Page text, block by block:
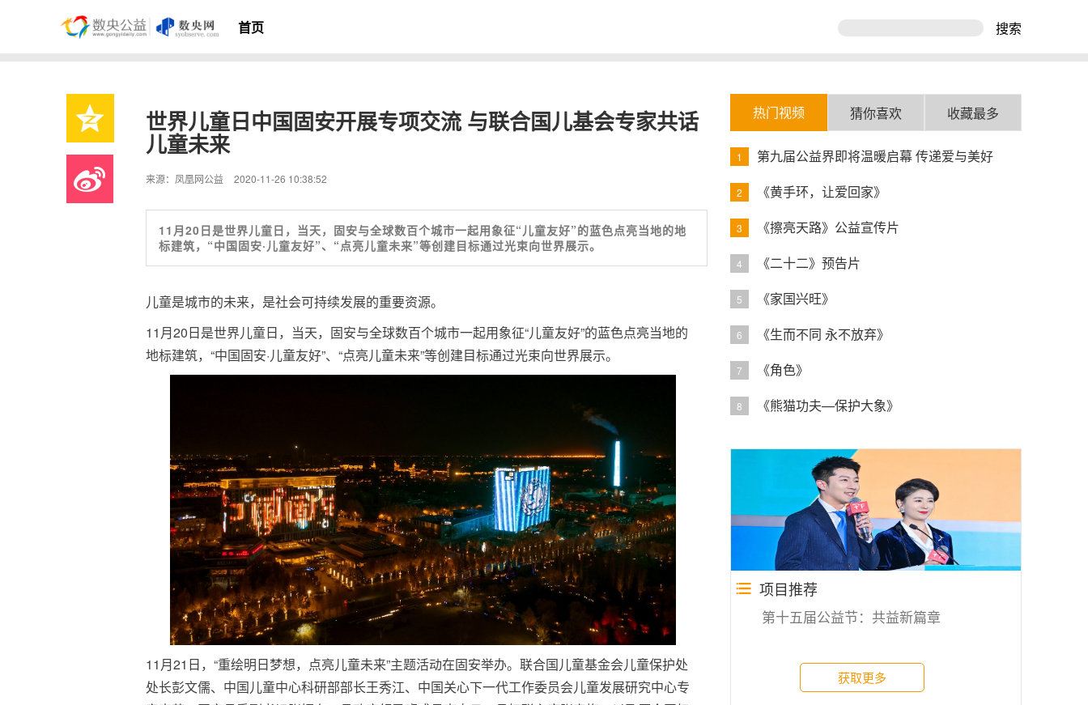
首页 搜索
世界儿童日中国固安开展专项交流 与联合国儿基会专家共话
儿童未来
来源：凤凰网公益 2020-11-26 10:38:52
11月20日是世界儿童日，当天，固安与全球数百个城市一起用象征“儿童友好”的蓝色点亮当地的地
标建筑，“中国固安·儿童友好”、“点亮儿童未来”等创建目标通过光束向世界展示。
儿童是城市的未来，是社会可持续发展的重要资源。
11月20日是世界儿童日，当天，固安与全球数百个城市一起用象征“儿童友好”的蓝色点亮当地的
地标建筑，“中国固安·儿童友好”、“点亮儿童未来”等创建目标通过光束向世界展示。
11月21日，“重绘明日梦想，点亮儿童未来”主题活动在固安举办。联合国儿童基金会儿童保护处
处长彭文儒、中国儿童中心科研部部长王秀江、中国关心下一代工作委员会儿童发展研究中心专
热门视频 猜你喜欢 收藏最多
1 第九届公益界即将温暖启幕 传递爱与美好
2 《黄手环，让爱回家》
3 《擦亮天路》公益宣传片
4 《二十二》预告片
5 《家国兴旺》
6 《生而不同 永不放弃》
7 《角色》
8 《熊猫功夫—保护大象》
项目推荐
第十五届公益节：共益新篇章
获取更多